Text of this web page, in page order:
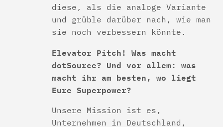
diese, als die analoge Variante
und grüble darüber nach, wie man
sie noch verbessern könnte.
Elevator Pitch! Was macht
dotSource? Und vor allem: was
macht ihr am besten, wo liegt
Eure Superpower?
Unsere Mission ist es,
Unternehmen in Deutschland,